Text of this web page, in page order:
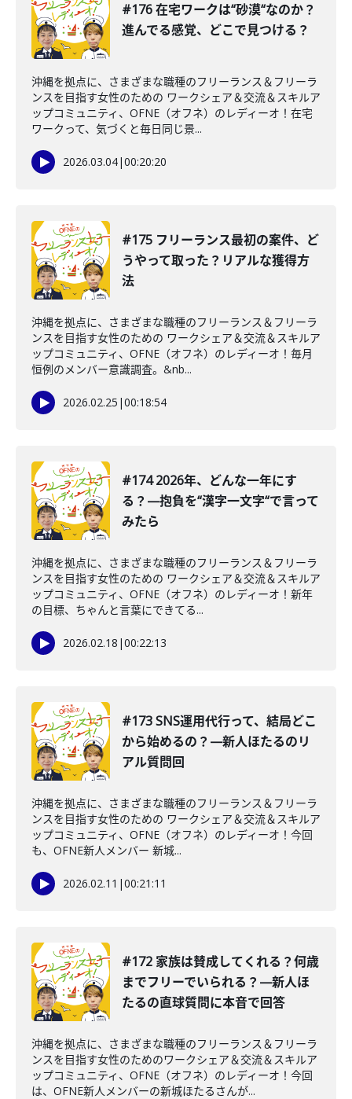
#176 在宅ワークは“砂漠“なのか？
進んでる感覚、どこで見つける？
沖縄を拠点に、さまざまな職種のフリーランス＆フリーラ
ンスを目指す女性のための ワークシェア＆交流＆スキルア
ップコミュニティ、OFNE（オフネ）のレディーオ！在宅
ワークって、気づくと毎日同じ景...
2026.03.04|00:20:20
#175 フリーランス最初の案件、ど
うやって取った？リアルな獲得方
法
沖縄を拠点に、さまざまな職種のフリーランス＆フリーラ
ンスを目指す女性のための ワークシェア＆交流＆スキルア
ップコミュニティ、OFNE（オフネ）のレディーオ！毎月
恒例のメンバー意識調査。&nb...
2026.02.25 |00:18:54
#174 2026年、どんな一年にす
る？—抱負を“漢字一文字“で言って
みたら
沖縄を拠点に、さまざまな職種のフリーランス＆フリーラ
ンスを目指す女性のための ワークシェア＆交流＆スキルア
ップコミュニティ、OFNE（オフネ）のレディーオ！新年
の目標、ちゃんと言葉にできてる...
2026.02.18 |00:22:13
#173 SNS運用代行って、結局どこ
から始めるの？—新人ほたるのリ
アル質問回
沖縄を拠点に、さまざまな職種のフリーランス＆フリーラ
ンスを目指す女性のための ワークシェア＆交流＆スキルア
ップコミュニティ、OFNE（オフネ）のレディーオ！今回
も、OFNE新人メンバー 新城...
2026.02.11 |00:21:11
#172 家族は賛成してくれる？何歳
までフリーでいられる？—新人ほ
たるの直球質問に本音で回答
沖縄を拠点に、さまざまな職種のフリーランス＆フリーラ
ンスを目指す女性のためのワークシェア＆交流＆スキルア
ップコミュニティ、OFNE（オフネ）のレディーオ！今回
は、OFNE新人メンバーの新城ほたるさんが...